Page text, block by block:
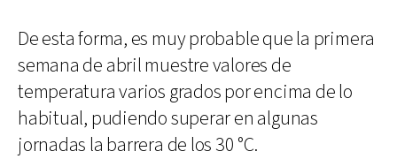
De esta forma, es muy probable que la primera
semana de abril muestre valores de
temperatura varios grados por encima de lo
habitual, pudiendo superar en algunas
jornadas la barrera de los 30 °C.